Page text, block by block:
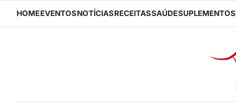
content
HOMEEVENTOSNOTÍCIASRECEITASSAÚDESUPLEMENTOS